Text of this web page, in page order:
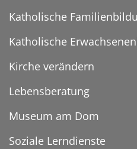
Katholische
Katholische
Kirche verändern
Lebensberatung
Museum am Dom
Soziale Lerndienste